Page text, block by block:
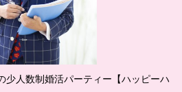
少人数制婚活パーティー【ハッピーハ